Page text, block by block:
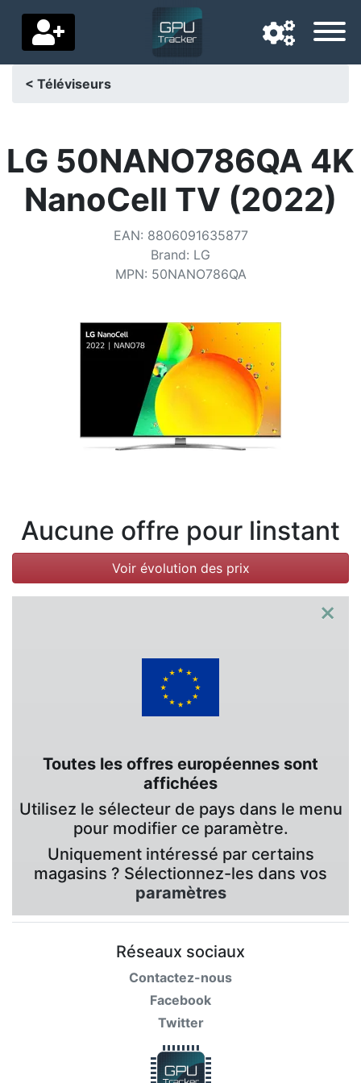
Pays de livraison
Accueil
Contactez-nous
< Téléviseurs
LG 50NANO786QA 4K
NanoCell TV (2022)
EAN: 8806091635877
Brand: LG
MPN: 50NANO786QA
Aucune offre pour linstant
Voir évolution des prix
×
Toutes les offres européennes sont
affichées
Utilisez le sélecteur de pays dans le menu
pour modifier ce paramètre.
Uniquement intéressé par certains
magasins ? Sélectionnez-les dans vos
paramètres
Réseaux sociaux
Contactez-nous
Facebook
Twitter